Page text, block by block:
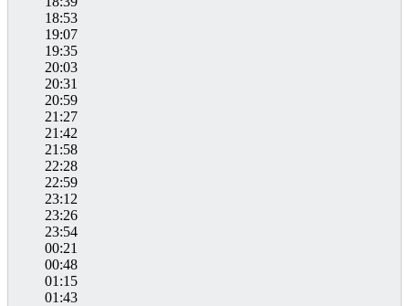
18:53
19:07
19:35
20:03
20:31
20:59
21:27
21:42
21:58
22:28
22:59
23:12
23:26
23:54
00:21
00:48
01:15
01:43